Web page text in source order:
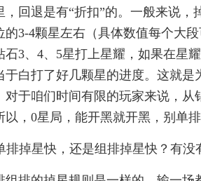
回退是有“折扣”的。一般来说，
3-4颗星左右（具体数值每个大
3、4、5星打上星耀，如果在星
于白打了好几颗星的进度。这就
于咱们时间有限的玩家来说，从
，0星局，能开黑就开黑，别单排
排掉星快，还是组排掉星快？有没